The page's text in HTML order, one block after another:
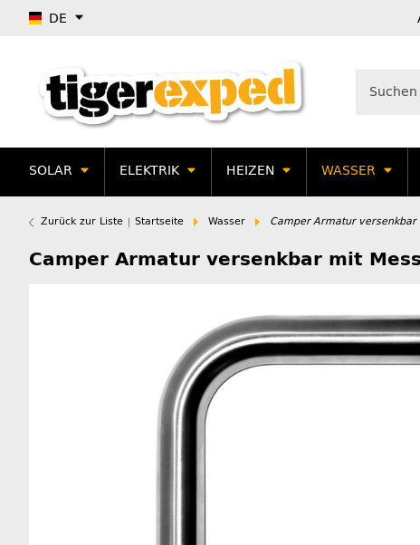
DE
SOLAR ELEKTRIK HEIZEN WASSER
Zurück zur Liste Startseite Wasser Camper Armatur versenkbar
Camper Armatur versenkbar mit